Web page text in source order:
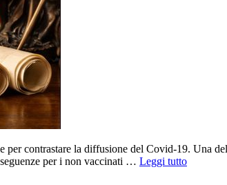
contrastare la diffusione del Covid-19. Una
per i non vaccinati … Leggi tutto